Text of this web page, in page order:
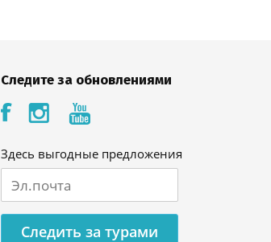
Следите за обновлениями
Здесь выгодные предложения
Следить за турами